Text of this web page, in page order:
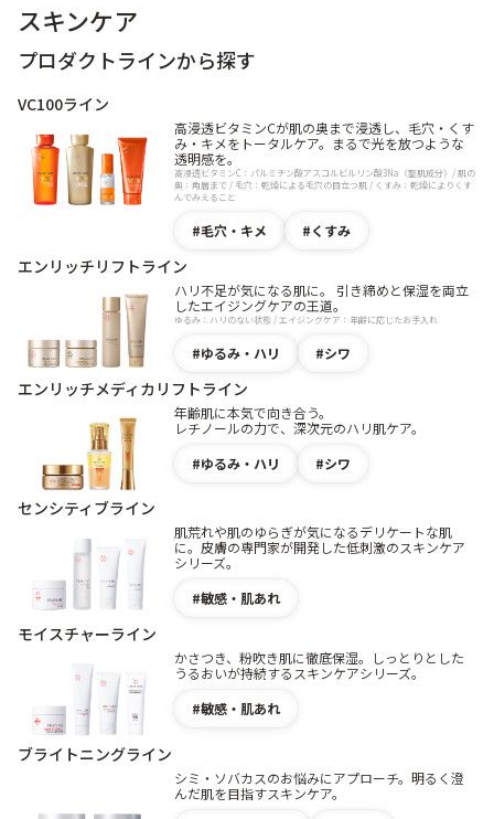
スキンケア
プロダクトラインから探す
VC100ライン
高浸透ビタミンCが肌の奥まで浸透し、毛穴・くす
み・キメをトータルケア。まるで光を放つような
透明感を。
高浸透ビタミンC：パルミチン酸アスコルビルリン酸3Na（整肌成分）/ 肌の
奥：角層まで / 毛穴：乾燥による毛穴の目立つ肌 / くすみ：乾燥によりくす
んでみえること
毛穴・キメ くすみ
エンリッチリフトライン
ハリ不足が気になる肌に。 引き締めと保湿を両立
したエイジングケアの王道。
ゆるみ：ハリのない状態 / エイジングケア：年齢に応じたお手入れ
ゆるみ・ハリ シワ
エンリッチメディカリフトライン
年齢肌に本気で向き合う。
レチノールの力で、深次元のハリ肌ケア。
ゆるみ・ハリ
シワ
センシティブライン
肌荒れや肌のゆらぎが気になるデリケートな肌
に。皮膚の専門家が開発した低刺激のスキンケア
シリーズ。
敏感・肌あれ
モイスチャーライン
かさつき、粉吹き肌に徹底保湿。しっとりとした
うるおいが持続するスキンケアシリーズ。
敏感・肌あれ
ブライトニングライン
シミ・ソバカスのお悩みにアプローチ。明るく澄
んだ肌を目指すスキンケア。